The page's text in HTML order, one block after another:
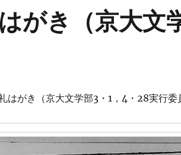
がき（京大文
はがき（京大文学部3・1，4・28実行委